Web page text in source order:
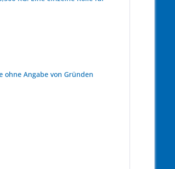
ohne Angabe von Gründen